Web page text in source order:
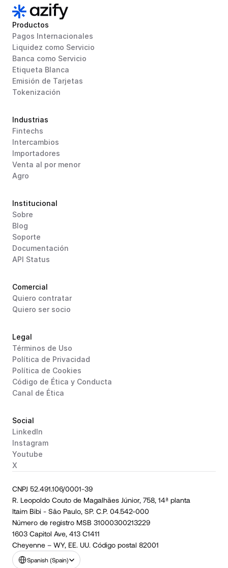
Productos
Pagos Internacionales
Liquidez como Servicio
Banca como Servicio
Etiqueta Blanca
Emisión de Tarjetas
Tokenización
Industrias
Fintechs
Intercambios
Importadores
Venta al por menor
Agro
Institucional
Sobre
Blog
Soporte
Documentación
API Status
Comercial
Quiero contratar
Quiero ser socio
Legal
Términos de Uso
Política de Privacidad
Política de Cookies
Código de Ética y Conducta
Canal de Ética
Social
LinkedIn
Instagram
Youtube
X
CNPJ 52.491.106/0001-39
R. Leopoldo Couto de Magalhães Júnior, 758, 14ª planta
Itaim Bibi - São Paulo, SP. C.P. 04.542-000
Número de registro MSB 31000300213229
1603 Capitol Ave, 413 C1411
Cheyenne – WY, EE. UU. Código postal 82001
Select Language
Spanish (Spain)